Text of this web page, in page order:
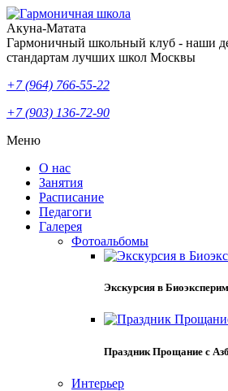
Акуна-Матата
Гармоничный школьный клуб - наши
стандартам лучших школ Москвы
+7 (964) 766-55-22
+7 (903) 136-72-90
Меню
О нас
Занятия
Расписание
Педагоги
Галерея
Фотоальбомы
Экскурсия в
Праздник Прощание с
Интерьер